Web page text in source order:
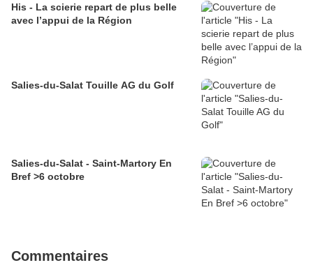
His - La scierie repart de plus belle
avec l’appui de la Région
Salies-du-Salat Touille AG du Golf
Salies-du-Salat - Saint-Martory En
Bref >6 octobre
Commentaires